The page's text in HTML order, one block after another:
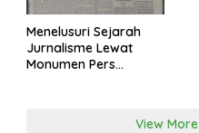
Menelusuri Sejarah
Jurnalisme Lewat
Monumen Pers
View More